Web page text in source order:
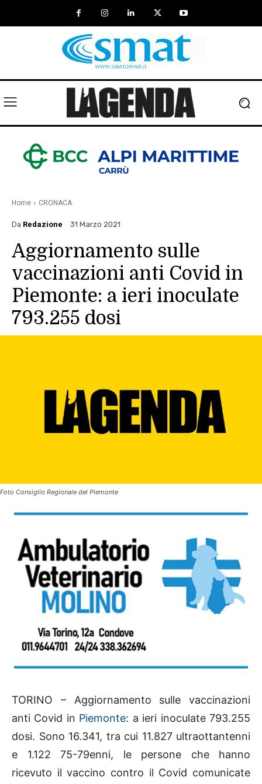
Home CRONACA
Da Redazione 31 Marzo 2021
Aggiornamento sulle
vaccinazioni anti Covid in
Piemonte: a ieri inoculate
793.255 dosi
Foto Consiglio Regionale del Piemonte
TORINO – Aggiornamento sulle vaccinazioni
anti Covid in Piemonte: a ieri inoculate 793.255
dosi. Sono 16.341, tra cui 11.827 ultraottantenni
e 1.122 75-79enni, le persone che hanno
ricevuto il vaccino contro il Covid comunicate